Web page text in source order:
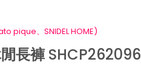
pique、SNIDEL HOME)
長褲 SHCP262096